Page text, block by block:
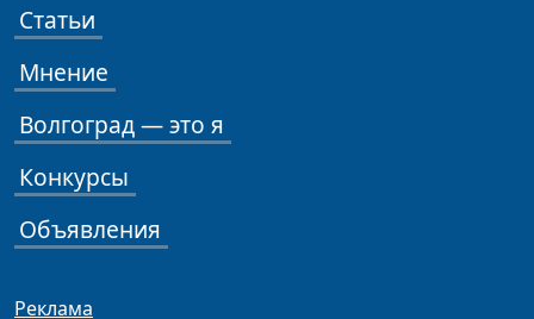
Статьи
Мнение
Волгоград — это я
Конкурсы
Объявления
Реклама